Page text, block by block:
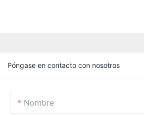
Póngase en contacto con nosotros
Nombre